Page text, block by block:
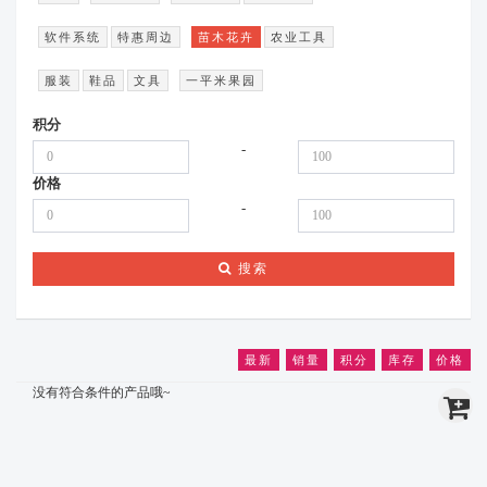
软件系统 特惠周边 苗木花卉 农业工具
服装 鞋品 文具 一平米果园
积分
-
价格
-
搜索
最新 销量 积分 库存 价格
没有符合条件的产品哦~